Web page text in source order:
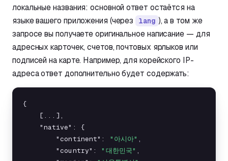
локальные названия: основной ответ остаётся на
языке вашего приложения (через
lang ), а в том же
запросе вы получаете оригинальное написание — для
адресных карточек, счетов, почтовых ярлыков или
подписей на карте. Например, для корейского IP-
адреса ответ дополнительно будет содержать:
{
    [...],
    "native": {
        "continent":
"아시아" ,
        "country":
"대한민국" ,